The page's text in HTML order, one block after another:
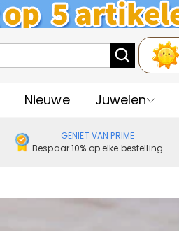
Nieuwe Juwelen
GENIET VAN PRIME
Bespaar 10% op elke bestelling